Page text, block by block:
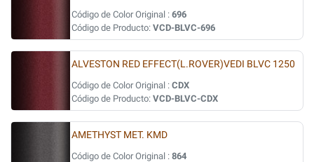
Código de Color Original : 696
Código de Producto: VCD-BLVC-696
ALVESTON RED EFFECT(L.ROVER)VEDI BLVC 1250
Código de Color Original : CDX
Código de Producto: VCD-BLVC-CDX
AMETHYST MET. KMD
Código de Color Original : 864